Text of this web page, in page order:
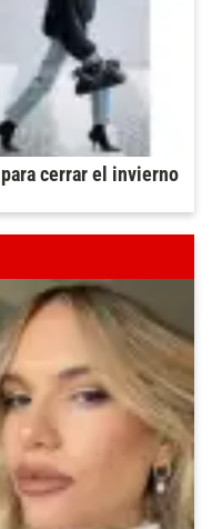
cerrar el invierno